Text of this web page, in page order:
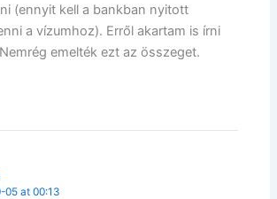
(ennyit kell a bankban nyitott
a vízumhoz). Erről akartam is írni
emelték ezt az összeget.
05 at 00:13